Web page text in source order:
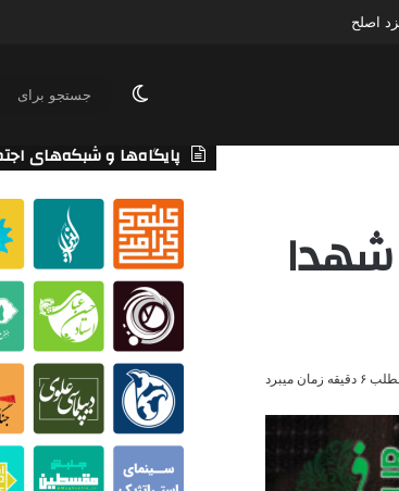
تغییر پوسته
شهدا
میبرد
پایگاه‌ها و شبکه‌های